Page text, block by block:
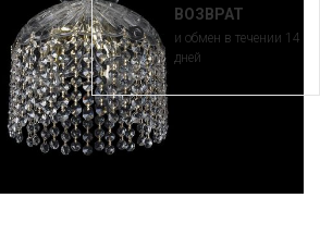
ВОЗВРАТ
и обмен в течении 14
дней